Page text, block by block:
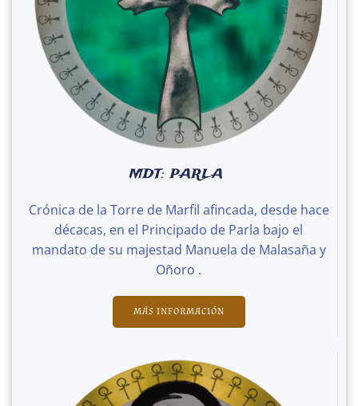
MDT: PARLA
Crónica de la Torre de Marfil afincada, desde hace
décacas, en el Principado de Parla bajo el
mandato de su majestad Manuela de Malasaña y
Oñoro .
MÁS INFORMACIÓN